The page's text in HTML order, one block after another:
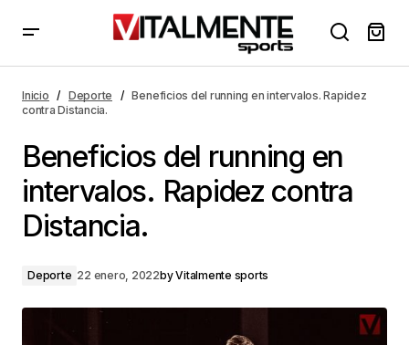
Distancia.
Inicio Deporte
Beneficios del running en intervalos. Rapidez
contra Distancia.
Beneficios del running en
intervalos. Rapidez contra
Distancia.
Deporte 22 enero, 2022byVitalmente sports